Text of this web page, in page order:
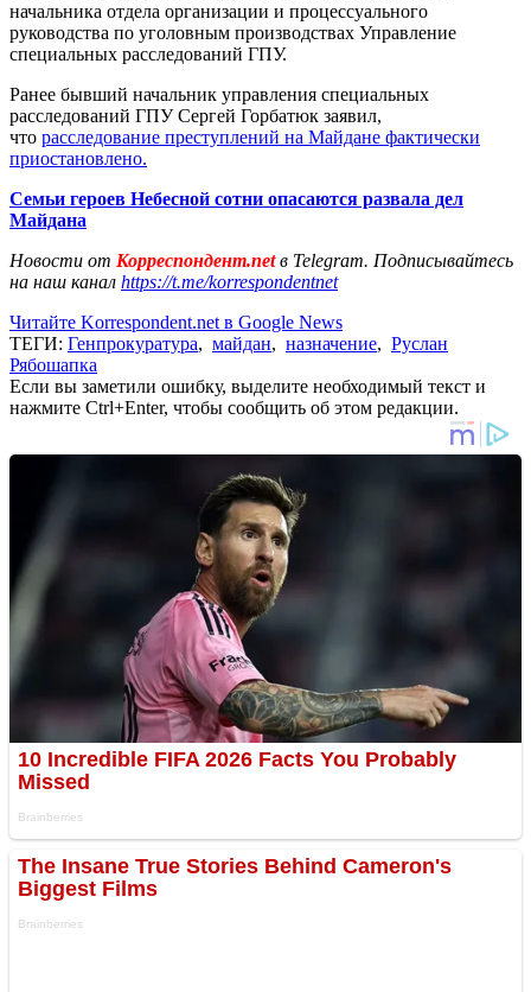
начальника отдела организации и процессуального
руководства по уголовным производствах Управление
специальных расследований ГПУ.
Ранее бывший начальник управления специальных
расследований ГПУ Сергей Горбатюк заявил,
что расследование преступлений на Майдане фактически
приостановлено.
Семьи героев Небесной сотни опасаются развала дел
Майдана
Новости от Корреспондент.netв Telegram. Подписывайтесь
на наш канал https://t.me/korrespondentnet
Читайте Korrespondent.net в Google News
ТЕГИ: Генпрокуратура, майдан, назначение, Руслан
Рябошапка
Если вы заметили ошибку, выделите необходимый текст и
нажмите Ctrl+Enter, чтобы сообщить об этом редакции.